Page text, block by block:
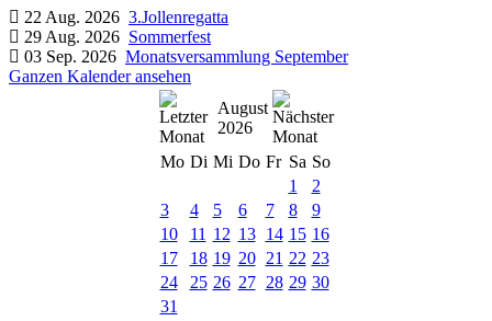
22 Aug. 2026 3.Jollenregatta
29 Aug. 2026 Sommerfest
03 Sep. 2026 Monatsversammlung September
Ganzen Kalender ansehen
August
2026
Mo Di Mi Do Fr Sa So
1
2
3
4 5 6 7 8
9
10
11 12 13 14 15 16
17
18 19 20 21 22 23
24
25 26 27 28 29 30
31